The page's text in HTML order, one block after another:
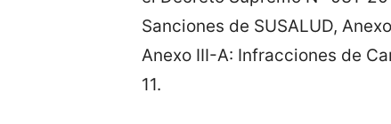
Sanciones de SUSALUD,
Anexo III-A: Infracciones de
11.